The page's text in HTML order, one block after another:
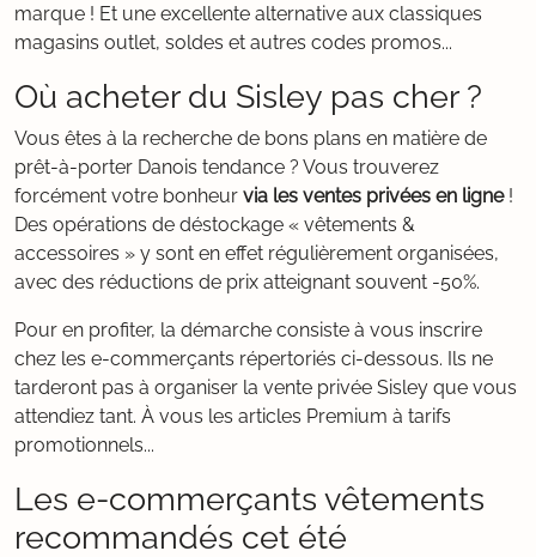
marque ! Et une excellente alternative aux classiques
magasins outlet, soldes et autres codes promos...
Où acheter du Sisley pas cher ?
Vous êtes à la recherche de bons plans en matière de
prêt-à-porter Danois tendance ? Vous trouverez
forcément votre bonheur via les ventes privées en ligne!
Des opérations de déstockage « vêtements &
accessoires » y sont en effet régulièrement organisées,
avec des réductions de prix atteignant souvent -50%.
Pour en profiter, la démarche consiste à vous inscrire
chez les e-commerçants répertoriés ci-dessous. Ils ne
tarderont pas à organiser la vente privée Sisley que vous
attendiez tant. À vous les articles Premium à tarifs
promotionnels...
Les e-commerçants vêtements
recommandés cet été